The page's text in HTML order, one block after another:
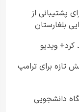
پشتیبانی از
بلغارستان
کرد+ ویدیو
تازه برای ترامپ
دانشجویی